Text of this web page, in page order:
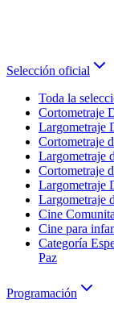
Selección oficial
Toda la
Cortometraje
Largometraje
Cortometraje
Largometraje
Cortometraje
Largometraje
Largometraje
Cine
Cine para
Categoría
Paz
Programación